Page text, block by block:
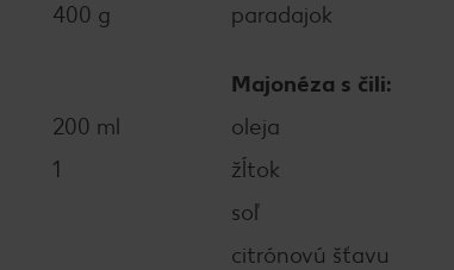
400 g
paradajok
Majonéza s čili:
200 ml
oleja
1
žĺtok
soľ
citrónovú šťavu